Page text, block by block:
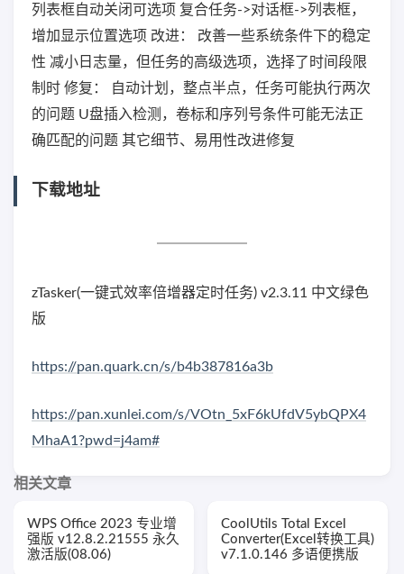
列表框自动关闭可选项 复合任务->对话框->列表框，
增加显示位置选项 改进： 改善一些系统条件下的稳定
性 减小日志量，但任务的高级选项，选择了时间段限
制时 修复： 自动计划，整点半点，任务可能执行两次
的问题 U盘插入检测，卷标和序列号条件可能无法正
确匹配的问题 其它细节、易用性改进修复
下载地址
zTasker(一键式效率倍增器定时任务) v2.3.11 中文绿色
版
https://pan.quark.cn/s/b4b387816a3b
https://pan.xunlei.com/s/VOtn_5xF6kUfdV5ybQPX4
MhaA1?pwd=j4am#
相关文章
WPS Office 2023 专业增
强版 v12.8.2.21555 永久
激活版(08.06)
CoolUtils Total Excel
Converter(Excel转换工具)
v7.1.0.146 多语便携版